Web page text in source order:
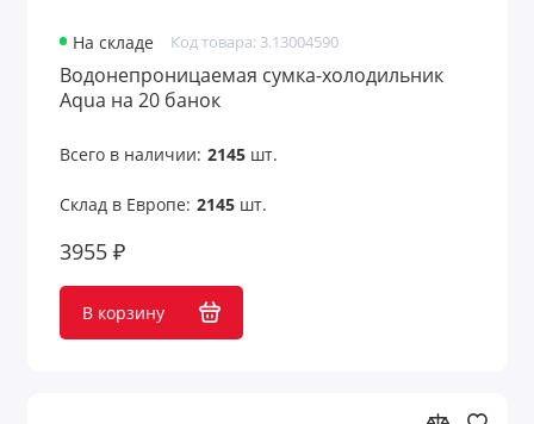
На складе Код товара: 3.13004590
Водонепроницаемая сумка-холодильник
Aqua на 20 банок
Всего в наличии: 2145шт.
Склад в Европе: 2145шт.
3955 ₽
В корзину